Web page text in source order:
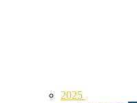
2025